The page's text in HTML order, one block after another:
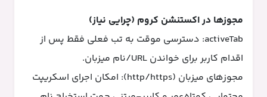
مجوزها در اکستنشن کروم (چرایی نیاز)
activeTab: دسترسی موقت به تب فعلی فقط پس از
اقدام کاربر برای خواندن URL/نام میزبان.
مجوزهای میزبان (http/https): امکان اجرای اسکریپت